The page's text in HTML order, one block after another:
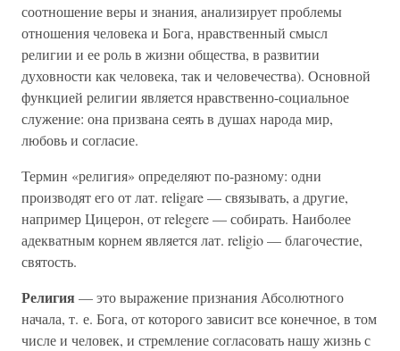
соотношение веры и знания, анализирует проблемы
отношения человека и Бога, нравственный смысл
религии и ее роль в жизни общества, в развитии
духовности как человека, так и человечества). Основной
функцией религии является нравственно-социальное
служение: она призвана сеять в душах народа мир,
любовь и согласие.
Термин «религия» определяют по-разному: одни
производят его от лат. religare — связывать, а другие,
например Цицерон, от relegere — собирать. Наиболее
адекватным корнем является лат. religio — благочестие,
святость.
Религия — это выражение признания Абсолютного
начала, т. е. Бога, от которого зависит все конечное, в том
числе и человек, и стремление согласовать нашу жизнь с